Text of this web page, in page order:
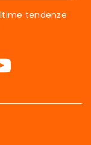
tendenze